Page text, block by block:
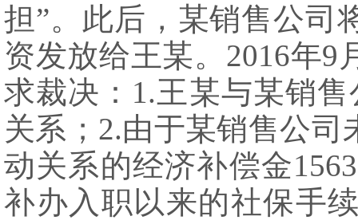
担”。此后，某销售公司
资发放给王某。2016年9
求裁决：1.王某与某销
关系；2.由于某销售公
动关系的经济补偿金
补办入职以来的社保手